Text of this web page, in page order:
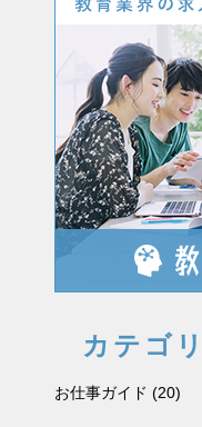
カテゴ
お仕事ガイド (20)